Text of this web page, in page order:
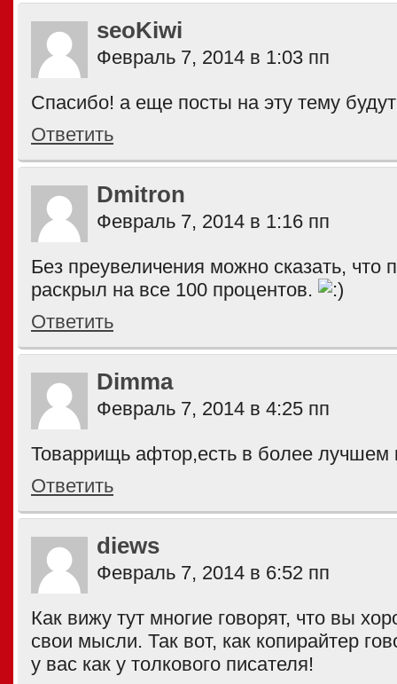
seoKiwi
Февраль 7, 2014 в 1:03 пп
Спасибо! а еще посты на эту тему
Ответить
Dmitron
Февраль 7, 2014 в 1:16 пп
Без преувеличения можно сказать, что
раскрыл на все 100 процентов.
Ответить
Dimma
Февраль 7, 2014 в 4:25 пп
Товаррищь афтор,есть в более лучшем
Ответить
diews
Февраль 7, 2014 в 6:52 пп
Как вижу тут многие говорят, что вы
свои мысли. Так вот, как копирайтер
у вас как у толкового писателя!